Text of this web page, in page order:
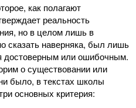
как полагают
реальность
но в целом лишь в
сказать наверняка, был лишь
достоверным или ошибочным.
о существовании или
было, в текстах школы
основных критерия: